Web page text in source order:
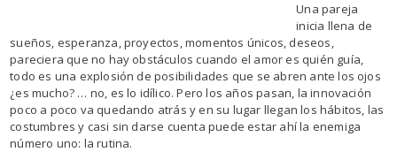
Una pareja
inicia llena de
sueños, esperanza, proyectos, momentos únicos, deseos,
pareciera que no hay obstáculos cuando el amor es quién guía,
todo es una explosión de posibilidades que se abren ante los ojos
¿es mucho? … no, es lo idílico. Pero los años pasan, la innovación
poco a poco va quedando atrás y en su lugar llegan los hábitos, las
costumbres y casi sin darse cuenta puede estar ahí la enemiga
número uno: la rutina.